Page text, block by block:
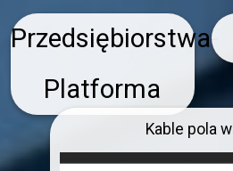
Przedsiębiorstwa-
Platforma
Kable pola